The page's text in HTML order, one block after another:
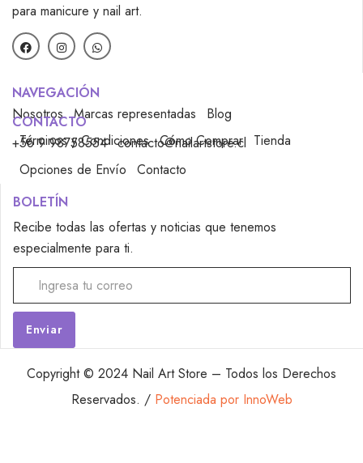
para manicure y nail art.
NAVEGACIÓN
Nosotros Marcas representadas
Blog
Términos y Condiciones Cómo Comprar Tienda
CONTACTO
+56 9 98758554 contacto@nailartstore.cl
Opciones de Envío
Contacto
BOLETÍN
Recibe todas las ofertas y noticias que tenemos
especialmente para ti.
Copyright © 2024 Nail Art Store – Todos los Derechos
Reservados. / Potenciada por InnoWeb